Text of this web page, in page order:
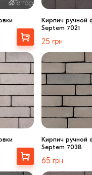
Выбрать
Кирпич ручной
Septem 7021
25 грн
Выбрать
Кирпич ручной
Septem 7038
65 грн